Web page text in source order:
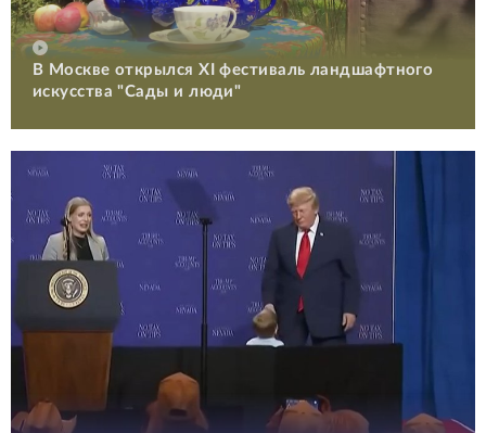
В Москве открылся XI фестиваль ландшафтного
искусства "Сады и люди"